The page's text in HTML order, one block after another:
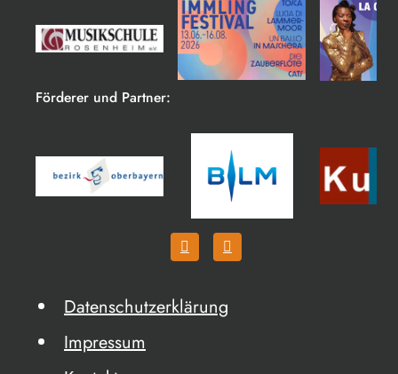
Förderer und Partner:
Datenschutzerklärung
Impressum